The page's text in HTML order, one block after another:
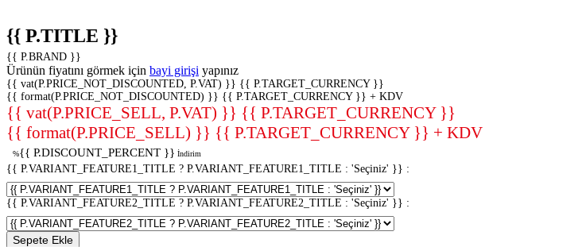
{{ P.TITLE }}
{{ P.BRAND }}
Ürünün fiyatını görmek için bayi girişi yapınız
{{ vat(P.PRICE_NOT_DISCOUNTED, P.VAT) }} {{ P.TARGET_CURRENCY }}
{{ format(P.PRICE_NOT_DISCOUNTED) }} {{ P.TARGET_CURRENCY }} + KDV
{{ vat(P.PRICE_SELL, P.VAT) }} {{ P.TARGET_CURRENCY }}
{{ format(P.PRICE_SELL) }} {{ P.TARGET_CURRENCY }} + KDV
%{{ P.DISCOUNT_PERCENT }} İndirim
{{ P.VARIANT_FEATURE1_TITLE ? P.VARIANT_FEATURE1_TITLE : 'Seçiniz' }} :
{{ P.VARIANT_FEATURE2_TITLE ? P.VARIANT_FEATURE2_TITLE : 'Seçiniz' }} :
Sepete Ekle